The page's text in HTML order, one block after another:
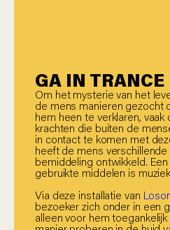
GA IN TRANCE
Om het mysterie van het
de mens manieren gezocht
hem heen te verklaren, vaak
krachten die buiten de
in contact te komen met
heeft de mens verschillende
bemiddeling ontwikkeld.
gebruikte middelen is
Via deze installatie van
bezoeker zich onder in een
alleen voor hem